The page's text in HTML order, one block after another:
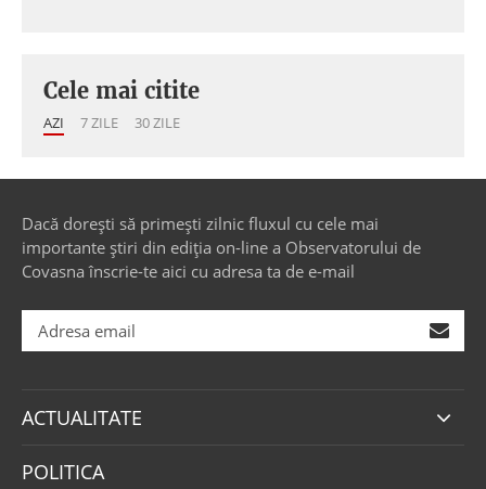
Cele mai citite
AZI 7 ZILE 30 ZILE
Dacă dorești să primești zilnic fluxul cu cele mai
importante știri din ediția on-line a Observatorului de
Covasna înscrie-te aici cu adresa ta de e-mail
ACTUALITATE
POLITICA